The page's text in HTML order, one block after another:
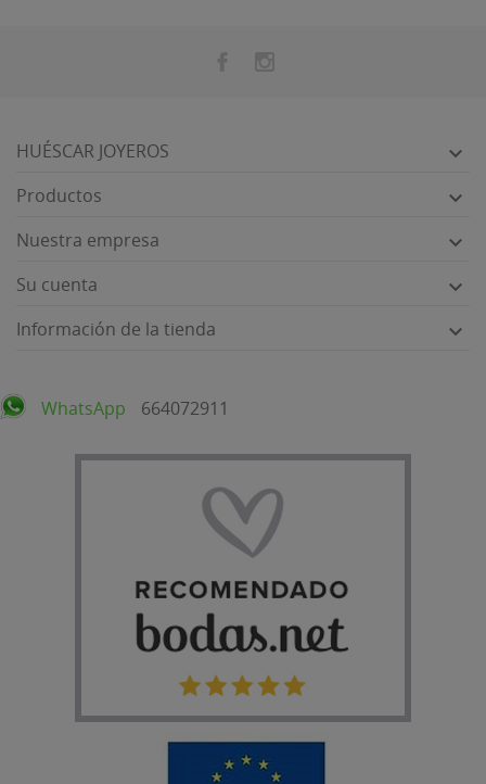
HUÉSCAR JOYEROS 
Productos 
Nuestra empresa 
Su cuenta 
Información de la tienda 
WhatsApp 664072911